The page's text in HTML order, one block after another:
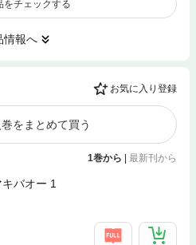
をチェックする
情報へ
お気に入り登録
をまとめて買う
1巻から 最新刊から
バオー 1